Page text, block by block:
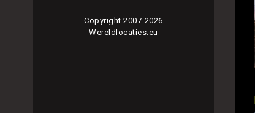
Copyright 2007-2026
Wereldlocaties.eu